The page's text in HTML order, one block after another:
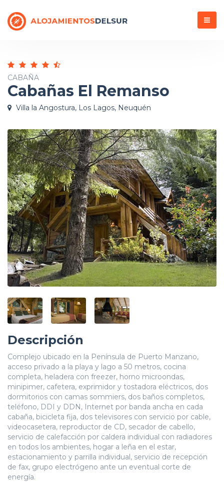
Menú
CABAÑA
Cabañas El Remanso
Villa la Angostura, Los Lagos, Neuquén
Descripción
Complejo ubicado en la Península de Puerto Manzano,
acceso privado a la playa y lago a 50 metros, cocina
completa, heladera con freezer, horno microondas,
minipimer, cafetera, exprimidor y tostadora eléctricos, dos
dormitorios con camas sommiers, dos baños completos,
teléfono, DDI y DDN, Internet por banda ancha en cada
cabaña, bicicleta fija, dos televisores con servicio por cable,
videocasetera, reproductor de CD, secador de cabello,
servicio de calefacción por caldera individual con radiadores
en todos los ambientes, hogar a leña en el estar,
estacionamiento y parrilla individual, servicio de recepción
de fax, grupo electrógeno ante un eventual corte de
energía.